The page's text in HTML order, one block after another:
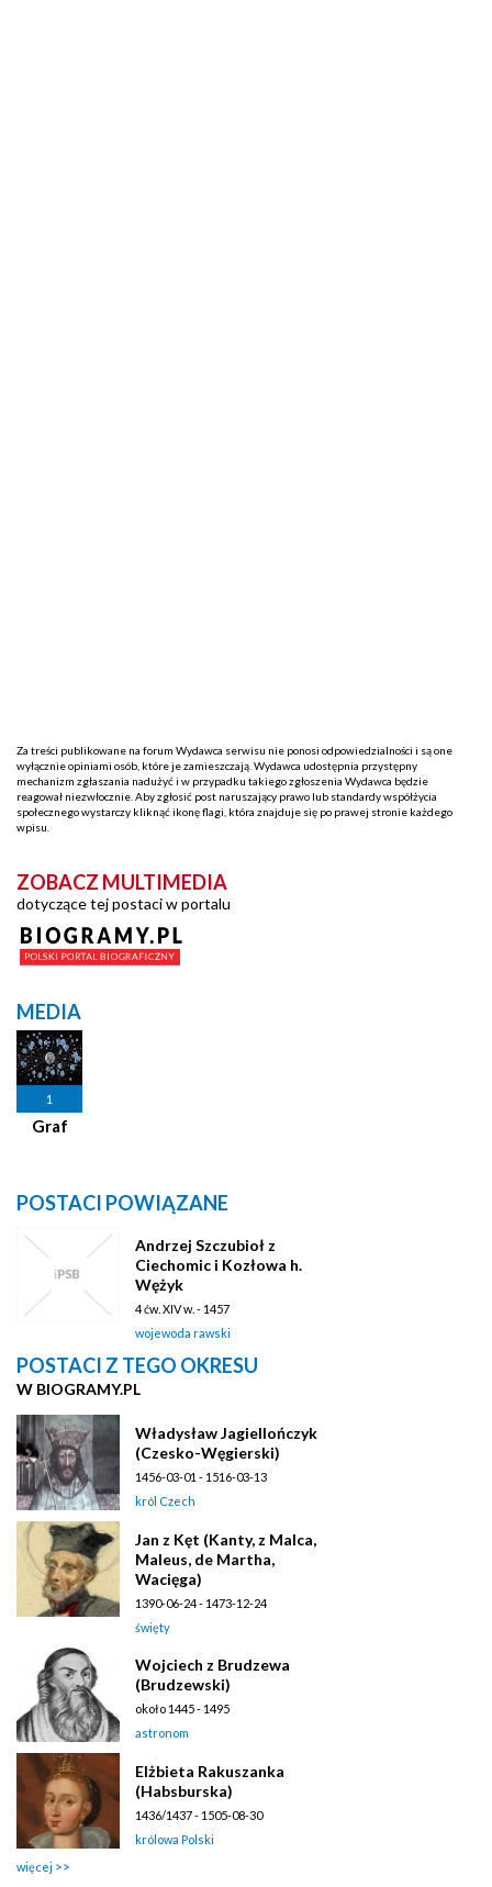
Za treści publikowane na forum Wydawca serwisu nie ponosi odpowiedzialności i są one
wyłącznie opiniami osób, które je zamieszczają. Wydawca udostępnia przystępny
mechanizm zgłaszania nadużyć i w przypadku takiego zgłoszenia Wydawca będzie
reagował niezwłocznie. Aby zgłosić post naruszający prawo lub standardy współżycia
społecznego wystarczy kliknąć ikonę flagi, która znajduje się po prawej stronie każdego
wpisu.
ZOBACZ MULTIMEDIA
dotyczące tej postaci w portalu
MEDIA
1
Graf
POSTACI POWIĄZANE
Andrzej Szczubioł z
Ciechomic i Kozłowa h.
Wężyk
4 ćw. XIV w. - 1457
wojewoda rawski
POSTACI Z TEGO OKRESU
W BIOGRAMY.PL
Władysław Jagiellończyk
(Czesko-Węgierski)
1456-03-01 - 1516-03-13
król Czech
Jan z Kęt (Kanty, z Malca,
Maleus, de Martha,
Wacięga)
1390-06-24 - 1473-12-24
święty
Wojciech z Brudzewa
(Brudzewski)
około 1445 - 1495
astronom
Elżbieta Rakuszanka
(Habsburska)
1436/1437 - 1505-08-30
królowa Polski
więcej